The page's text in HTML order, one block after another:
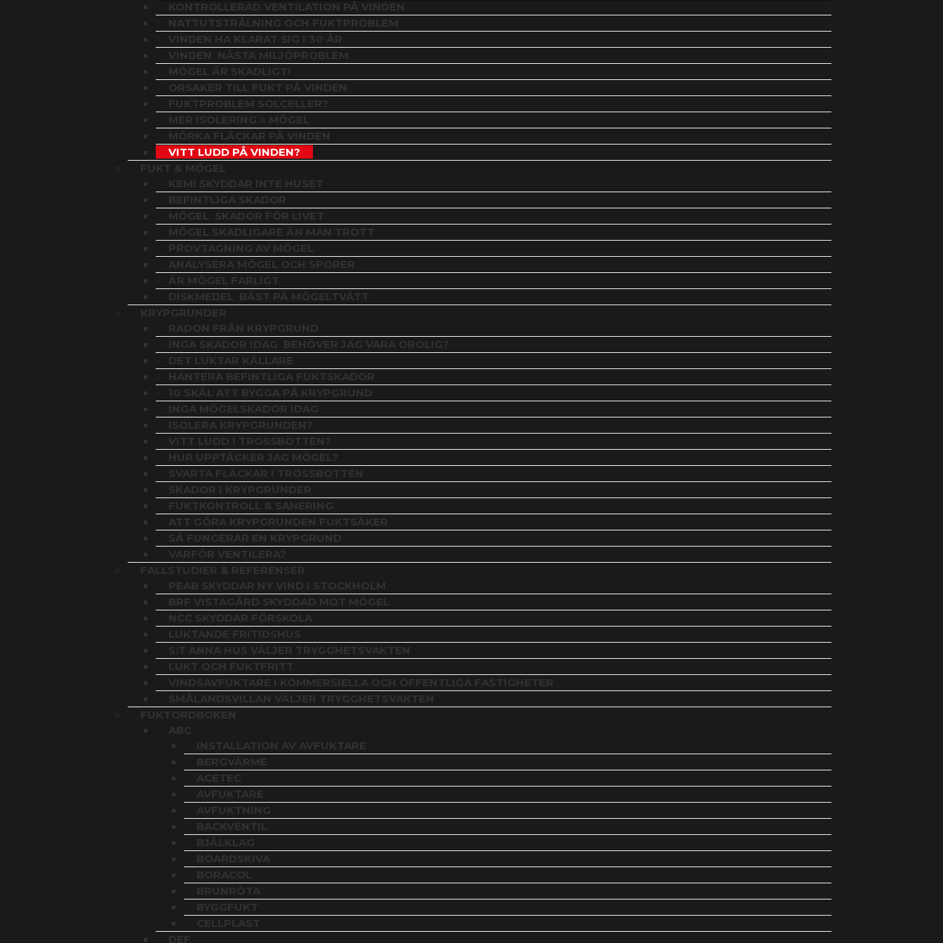
KONTROLLERAD VENTILATION PÅ VINDEN
NATTUTSTRÅLNING OCH FUKTPROBLEM
VINDEN HA KLARAT SIG I 30 ÅR
VINDEN  NÄSTA MILJÖPROBLEM
MÖGEL ÄR SKADLIGT!
ORSAKER TILL FUKT PÅ VINDEN
FUKTPROBLEM SOLCELLER?
MER ISOLERING = MÖGEL
MÖRKA FLÄCKAR PÅ VINDEN
VITT LUDD PÅ VINDEN?
FUKT & MÖGEL
KEMI SKYDDAR INTE HUSET
BEFINTLIGA SKADOR
MÖGEL  SKADOR FÖR LIVET
MÖGEL SKADLIGARE ÄN MAN TROTT
PROVTAGNING AV MÖGEL
ANALYSERA MÖGEL OCH SPORER
ÄR MÖGEL FARLIGT
DISKMEDEL  BÄST PÅ MÖGELTVÄTT
KRYPGRUNDER
RADON FRÅN KRYPGRUND
INGA SKADOR IDAG  BEHÖVER JAG VARA OROLIG?
DET LUKTAR KÄLLARE
HANTERA BEFINTLIGA FUKTSKADOR
10 SKÄL ATT BYGGA PÅ KRYPGRUND
INGA MÖGELSKADOR IDAG
ISOLERA KRYPGRUNDEN?
VITT LUDD I TROSSBOTTEN?
HUR UPPTÄCKER JAG MÖGEL?
SVARTA FLÄCKAR I TROSSBOTTEN
SKADOR I KRYPGRUNDER
FUKTKONTROLL & SANERING
ATT GÖRA KRYPGRUNDEN FUKTSÄKER
SÅ FUNGERAR EN KRYPGRUND
VARFÖR VENTILERA?
FALLSTUDIER & REFERENSER
PEAB SKYDDAR NY VIND I STOCKHOLM
BRF VISTAGÅRD SKYDDAD MOT MÖGEL
NCC SKYDDAR FÖRSKOLA
LUKTANDE FRITIDSHUS
S:T ANNA HUS VÄLJER TRYGGHETSVAKTEN
LUKT OCH FUKTFRITT
VINDSAVFUKTARE I KOMMERSIELLA OCH OFFENTLIGA FASTIGHETER
SMÅLANDSVILLAN VÄLJER TRYGGHETSVAKTEN
FUKTORDBOKEN
ABC
INSTALLATION AV AVFUKTARE
BERGVÄRME
ACETEC
AVFUKTARE
AVFUKTNING
BACKVENTIL
BJÄLKLAG
BOARDSKIVA
BORACOL
BRUNRÖTA
BYGGFUKT
CELLPLAST
DEF